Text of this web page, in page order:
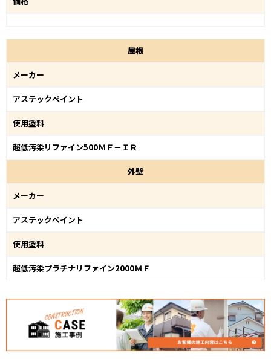
屋根
メーカー
アステックペイント
使用塗料
超低汚染リファイン500ＭＦ－ＩＲ
外壁
メーカー
アステックペイント
使用塗料
超低汚染プラチナリファイン2000ＭＦ